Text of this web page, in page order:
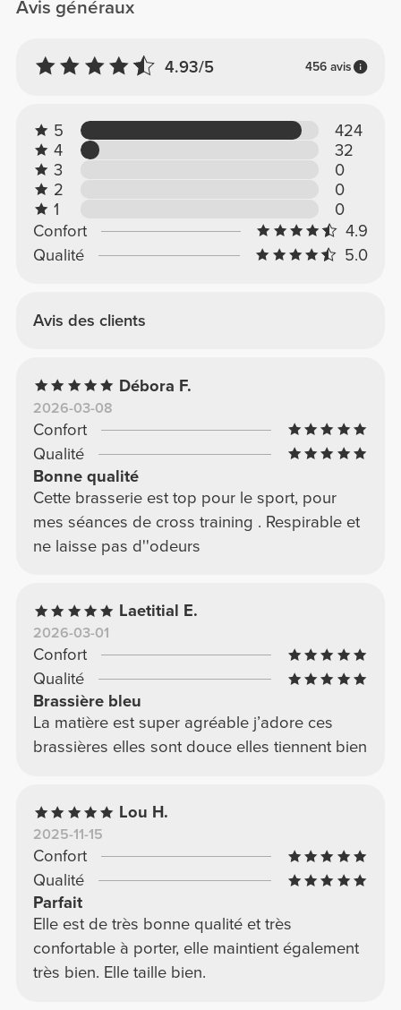
Avis généraux
4.93/5 456 avis
5
424
4
32
3
0
2
0
1
0
Confort
4.9
Qualité
5.0
Avis des clients
Débora F.
2026-03-08
Confort
Qualité
Bonne qualité
Cette brasserie est top pour le sport, pour
mes séances de cross training . Respirable et
ne laisse pas d''odeurs
Laetitial E.
2026-03-01
Confort
Qualité
Brassière bleu
La matière est super agréable j’adore ces
brassières elles sont douce elles tiennent bien
Lou H.
2025-11-15
Confort
Qualité
Parfait
Elle est de très bonne qualité et très
confortable à porter, elle maintient également
très bien. Elle taille bien.